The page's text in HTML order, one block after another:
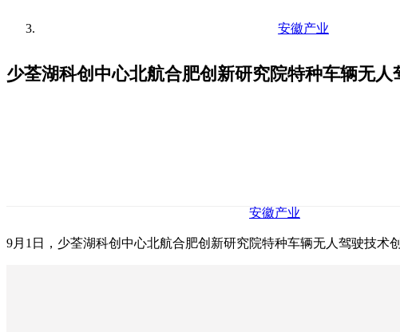
安徽产业
少荃湖科创中心北航合肥创新研究院特种车辆无
安徽产业
9月1日，少荃湖科创中心北航合肥创新研究院特种车辆无人驾驶技术